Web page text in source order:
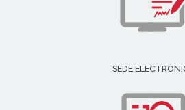
SEDE